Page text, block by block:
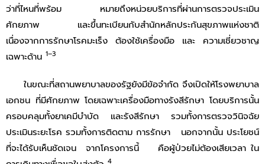
ว่าที่ไหนที่พร้อม หมายถึงหน่วยบริการที่ผ่านการตรวจประเมิน
ศักยภาพ และขึ้นทะเบียนกับสํานักหลักประกันสุขภาพแห่งชาติ
เนื่องจากการรักษาโรคมะเร็ง ต้องใช้เครื่องมือ และ ความเชี่ยวชาญ
เฉพาะด้าน 1–3
ในขณะที่สถานพยาบาลของรัฐยังมีข้อจํากัด จึงเปิดให้โรงพยาบาล
เอกชน ที่มีศักยภาพ โดยเฉพาะเครื่องมือทางรังสีรักษา โดยบริการนั้น
ครอบคลุมทั้งยาเคมีบําบัด และรังสีรักษา รวมทั้งการตรวจวินิจฉัย
ประเมินระยะโรค รวมทั้งการติดตาม การรักษา นอกจากนั้น ประโยชน์
ที่จะได้รับเห็นชัดเจน จากโครงการนี้ คือผู้ป่วยไม่ต้องเสียเวลา ใน
4